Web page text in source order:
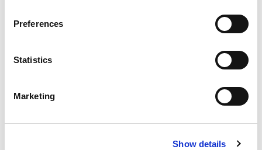
Preferences
Statistics
Marketing
Show details